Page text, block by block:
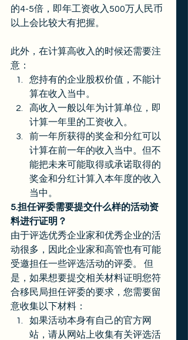
的4-5倍，即年工资收入500万人民币
以上会比较大有把握。
此外，在计算高收入的时候还需要注
意：
您持有的企业股权价值，不能计
算在收入当中。
高收入一般以年为计算单位，即
计算一年里的工资收入。
前一年所获得的奖金和分红可以
计算在前一年的收入当中。但不
能把未来可能取得或承诺取得的
奖金和分红计算入本年度的收入
当中。
5.担任评委需要提交什么样的活动资
料进行证明？
由于评选优秀企业家和优秀企业的活
动很多，因此企业家和高管也有可能
受邀担任一些评选活动的评委。 但
是，如果想要提交相关材料证明您符
合移民局担任评委的要求，您需要留
意收集以下材料：
如果活动本身有自己的官方网
站，请从网站上收集有关评选活